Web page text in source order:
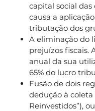
capital social
causa a
tributação dos
A eliminação do
prejuízos fiscais.
anual da sua
65% do lucro
Fusão de dois
dedução à coleta
Reinvestidos”),